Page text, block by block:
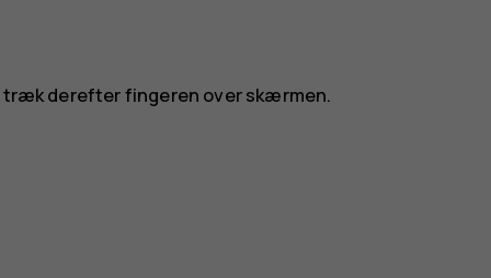
træk derefter fingeren over skærmen.